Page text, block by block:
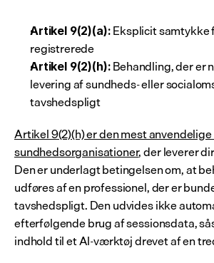
Artikel 9(2)(a): Eksplicit samtykke
registrerede
Artikel 9(2)(h): Behandling, der er
levering af sundheds- eller
tavshedspligt
Artikel 9(2)(h) er den mest
sundhedsorganisationer, der leverer
Den er underlagt betingelsen om, at
udføres af en professionel, der er
tavshedspligt. Den udvides ikke
efterfølgende brug af sessionsdata,
indhold til et AI-værktøj drevet af en